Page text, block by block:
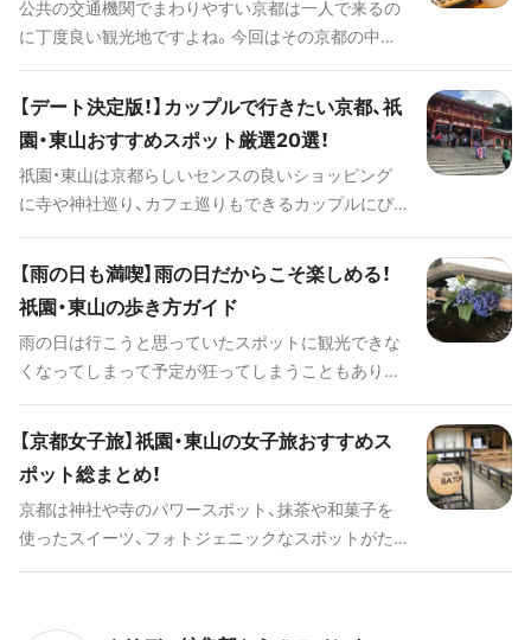
公共の交通機関でまわりやすい京都は一人で来るの
に丁度良い観光地ですよね。今回はその京都の中で
喫するのにぴったりな雰囲気の良いカフェや自分と
向き合って見つめ直す機会をくれるお寺や神社、京
都ならではのセンスの良いアートに触れることがで
きる店やミュージアムをご紹介。さらに、色々なお店
を効率的にまわりたい方におすすめの美味しいテイ
クアウトグルメを加えて充実な京都旅に入れたいス
ポットを盛りだくさんでお届けします。
【デート決定版！】カップルで行きたい京都、祇
園・東山おすすめスポット厳選20選！
祇園・東山は京都らしいセンスの良いショッピング
に寺や神社巡り、カフェ巡りもできるカップルにぴ
スポットだけでなく、観光の合間に使いたい雰囲気
の良いカフェや京都旅行の思い出に残したいフォト
ジェニックなスポットもあわせてご紹介します。
【雨の日も満喫】雨の日だからこそ楽しめる！
祇園・東山の歩き方ガイド
雨の日は行こうと思っていたスポットに観光できな
くなってしまって予定が狂ってしまうこともありま
にこそ行きたい美術館の数々や一日ゆったりと過ご
せる施設、雨宿りに使いたいカフェが揃っています。
さらに、小振りであれば雨に濡れた緑が美しい庭の
あるお寺や神社にも足を伸ばしてみても良いです
ね。
【京都女子旅】祇園・東山の女子旅おすすめス
ポット総まとめ！
京都は神社や寺のパワースポット、抹茶や和菓子を
使ったスイーツ、フォトジェニックなスポットがた